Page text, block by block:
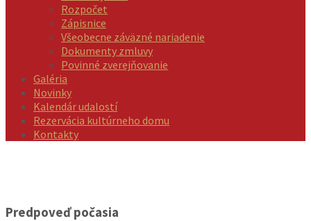
Rozpočet
Zápisnice
Všeobecne záväzné nariadenie
Dokumenty zmluvy
Povinné zverejňovanie
Galéria
Novinky
Kalendár udalostí
Rezervácia kultúrneho domu
Kontakty
Predpoveď počasia